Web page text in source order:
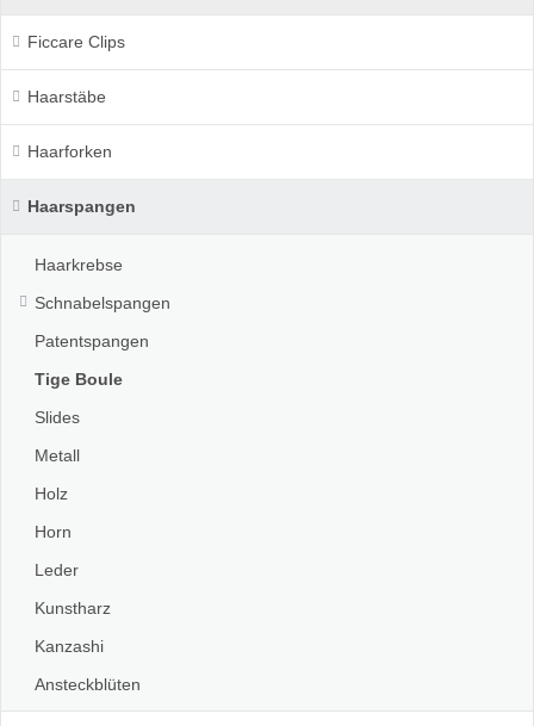
Ficcare Clips
Haarstäbe
Haarforken
Haarspangen
Haarkrebse
Schnabelspangen
Patentspangen
Tige Boule
Slides
Metall
Holz
Horn
Leder
Kunstharz
Kanzashi
Ansteckblüten